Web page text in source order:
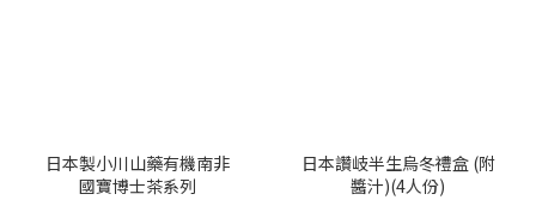
日本製小川山藥有機南非
國寶博士茶系列
日本讚岐半生烏冬禮盒 (附
醬汁)(4人份)